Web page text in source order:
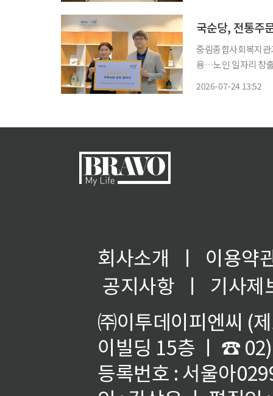
국순당, 전통주
중림종합사회복지
용…노인 일자리 창출·지역사회 활성화
2026-07-24 13:52
회사소개 ㅣ
이용약
공지사항
ㅣ
기사제
㈜이투데이피엔씨 (
이빌딩 15층 ㅣ ☎
등록번호 : 서울아